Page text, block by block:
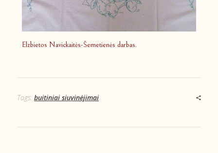
Elzbietos Navickaitės-Šemetienės darbas.
Tags: buitiniai siuvinėjimai